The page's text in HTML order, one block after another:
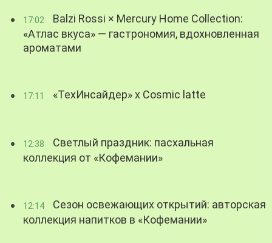
17:02
Balzi Rossi × Mercury Home Collection:
«Атлас вкуса» — гастрономия, вдохновленная
ароматами
17:11 «ТехИнсайдер» х Cosmic latte
12:38
Светлый праздник: пасхальная
коллекция от «Кофемании»
12:14
Сезон освежающих открытий: авторская
коллекция напитков в «Кофемании»